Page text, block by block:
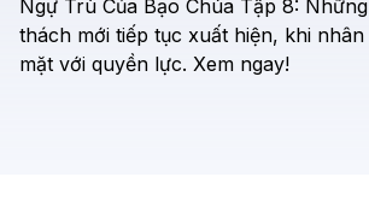
Ngự Trù Của Bạo Chúa Tập 8: Những
thách mới tiếp tục xuất hiện, khi nhân
mặt với quyền lực. Xem ngay!